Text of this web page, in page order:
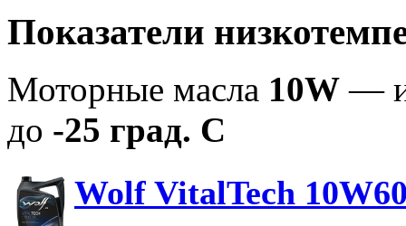
Показатели
Моторные масла 10W —
до -25 град. С
Wolf VitalTech